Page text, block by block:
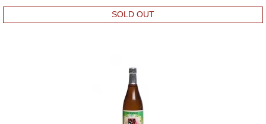
SOLD OUT